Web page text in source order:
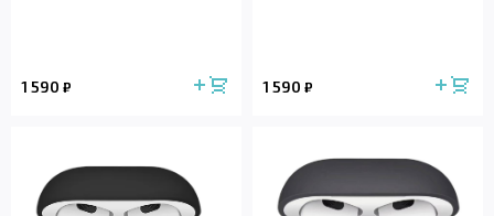
1 590 ₽ 1 590 ₽